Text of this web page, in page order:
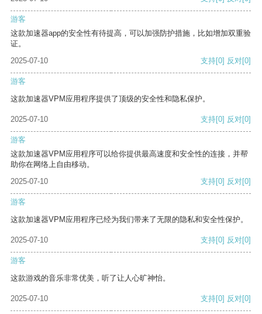
游客
这款加速器app的安全性有待提高，可以加强防护措施，比如增加双重验
证。
2025-07-10
支持[0] 反对[0]
游客
这款加速器VPM应用程序提供了顶级的安全性和隐私保护。
2025-07-10 支持[0] 反对[0]
游客
这款加速器VPM应用程序可以给你提供最高速度和安全性的连接，并帮
助你在网络上自由移动。
2025-07-10
支持[0] 反对[0]
游客
这款加速器VPM应用程序已经为我们带来了无限的隐私和安全性保护。
2025-07-10 支持[0] 反对[0]
游客
这款游戏的音乐非常优美，听了让人心旷神怡。
2025-07-10 支持[0] 反对[0]